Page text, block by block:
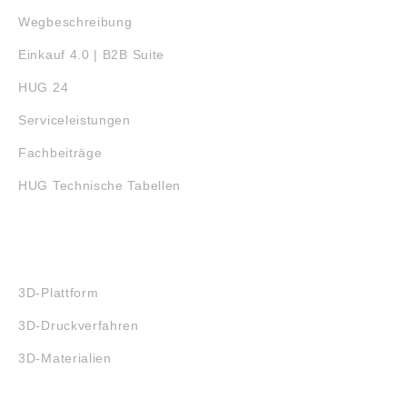
Wegbeschreibung
Einkauf 4.0 | B2B Suite
HUG 24
Serviceleistungen
Fachbeiträge
HUG Technische Tabellen
3D-Plattform
3D-Druckverfahren
3D-Materialien